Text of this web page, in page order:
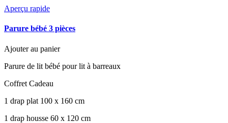
Aperçu rapide
Parure bébé 3 pièces
Ajouter au panier
Parure de lit bébé pour lit à barreaux
Coffret Cadeau
1 drap plat 100 x 160 cm
1 drap housse 60 x 120 cm